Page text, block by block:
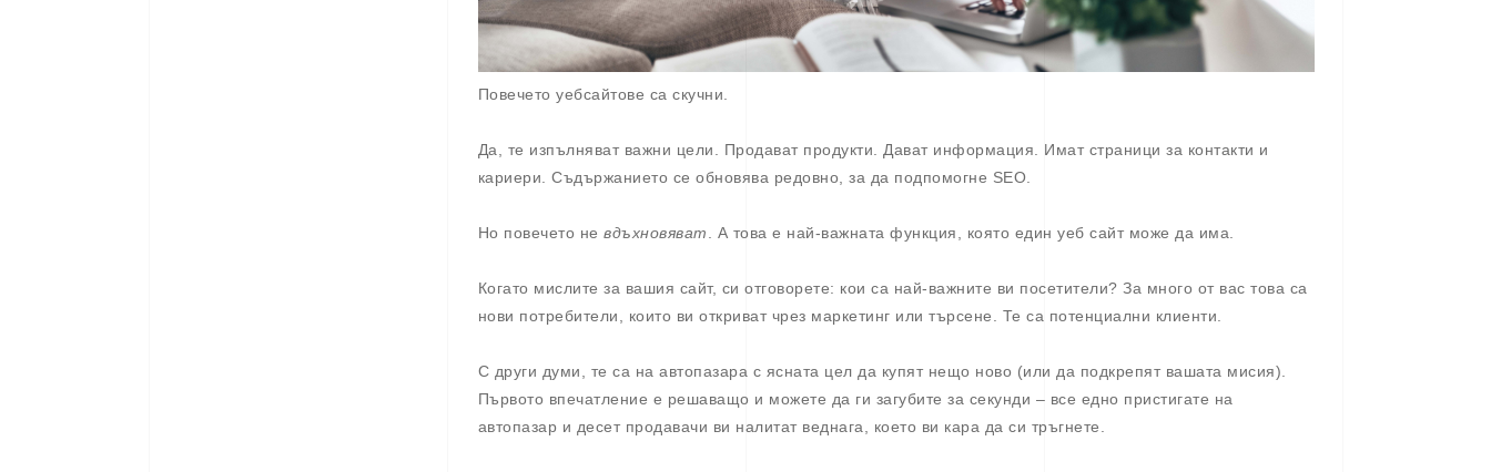
Повечето уебсайтове са скучни.
Да, те изпълняват важни цели. Продават продукти. Дават информация. Имат страници за контакти и
кариери. Съдържанието се обновява редовно, за да подпомогне SEO.
Но повечето невдъхновяват. А това е най-важната функция, която един уеб сайт може да има.
Когато мислите за вашия сайт, си отговорете: кои са най-важните ви посетители? За много от вас това са
нови потребители, които ви откриват чрез маркетинг или търсене. Те са потенциални клиенти.
С други думи, те са на автопазара с ясната цел да купят нещо ново (или да подкрепят вашата мисия).
Първото впечатление е решаващо и можете да ги загубите за секунди – все едно пристигате на
автопазар и десет продавачи ви налитат веднага, което ви кара да си тръгнете.